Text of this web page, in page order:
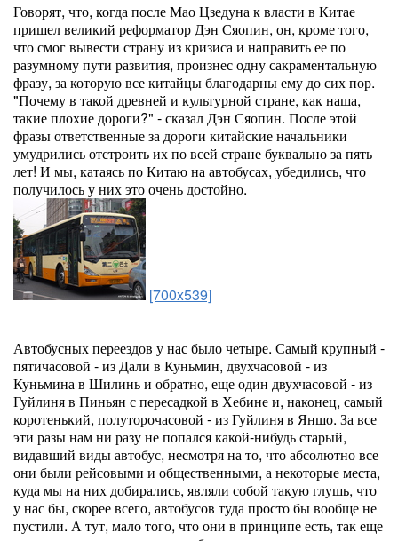
Говорят, что, когда после Мао Цзедуна к власти в Китае
пришел великий реформатор Дэн Сяопин, он, кроме того,
что смог вывести страну из кризиса и направить ее по
разумному пути развития, произнес одну сакраментальную
фразу, за которую все китайцы благодарны ему до сих пор.
"Почему в такой древней и культурной стране, как наша,
такие плохие дороги?" - сказал Дэн Сяопин. После этой
фразы ответственные за дороги китайские начальники
умудрились отстроить их по всей стране буквально за пять
лет! И мы, катаясь по Китаю на автобусах, убедились, что
получилось у них это очень достойно.
[700x539]
Автобусных переездов у нас было четыре. Самый крупный -
пятичасовой - из Дали в Куньмин, двухчасовой - из
Куньмина в Шилинь и обратно, еще один двухчасовой - из
Гуйлиня в Пиньян с пересадкой в Хебине и, наконец, самый
коротенький, полуторочасовой - из Гуйлиня в Яншо. За все
эти разы нам ни разу не попался какой-нибудь старый,
видавший виды автобус, несмотря на то, что абсолютно все
они были рейсовыми и общественными, а некоторые места,
куда мы на них добирались, являли собой такую глушь, что
у нас бы, скорее всего, автобусов туда просто бы вообще не
пустили. А тут, мало того, что они в принципе есть, так еще